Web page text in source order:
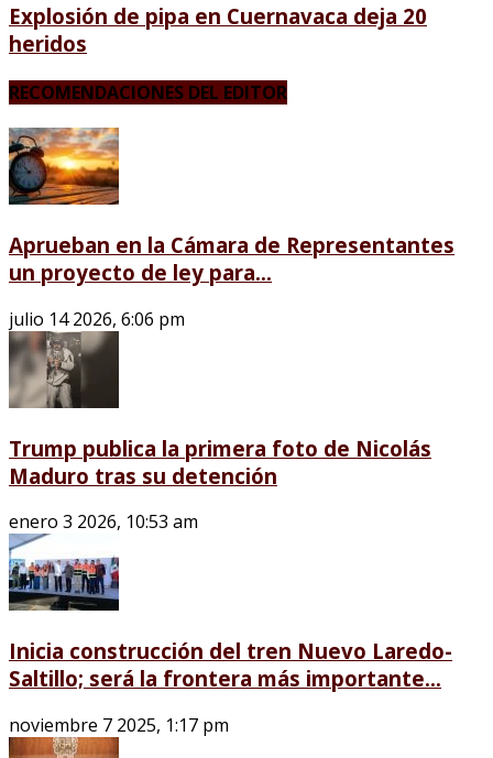
Explosión de pipa en Cuernavaca deja 20
heridos
RECOMENDACIONES DEL EDITOR
Aprueban en la Cámara de Representantes
un proyecto de ley para...
julio 14 2026, 6:06 pm
Trump publica la primera foto de Nicolás
Maduro tras su detención
enero 3 2026, 10:53 am
Inicia construcción del tren Nuevo Laredo-
Saltillo; será la frontera más importante...
noviembre 7 2025, 1:17 pm